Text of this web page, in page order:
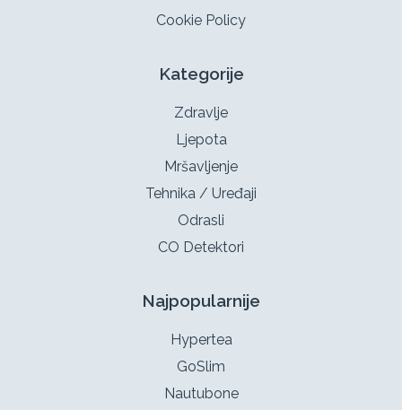
Cookie Policy
Kategorije
Zdravlje
Ljepota
Mršavljenje
Tehnika / Uređaji
Odrasli
CO Detektori
Najpopularnije
Hypertea
GoSlim
Nautubone